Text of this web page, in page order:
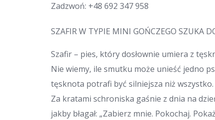
Zadzwoń: +48 692 347 958
SZAFIR W TYPIE MINI GOŃCZEGO SZUKA
Szafir – pies, który dosłownie umiera z
Nie wiemy, ile smutku może unieść jedno
tęsknota potrafi być silniejsza niż wszystko.
Za kratami schroniska gaśnie z dnia na
jakby błagał: „Zabierz mnie. Pokochaj.